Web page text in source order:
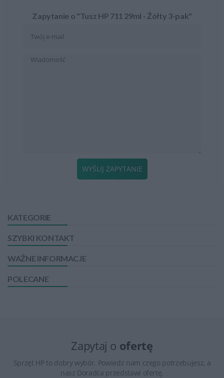
KATEGORIE
SZYBKI KONTAKT
WAŻNE INFORMACJE
POLECANE
Zapytanie o "Tusz HP 711 29ml - Żółty 3-pak"
WYŚLIJ ZAPYTANIE
Zapytaj o ofertę
Sprzęt HP to dobry wybór. Powiedz nam czego potrzebujesz, a
nasz Doradca przedstawi ofertę.